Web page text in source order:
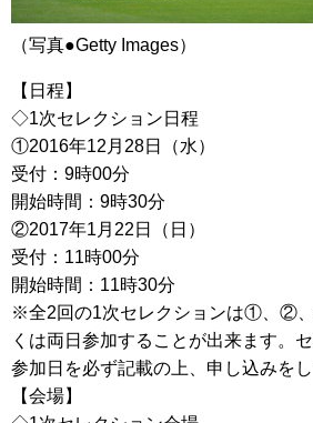
（写真●Getty Images）
【日程】
◇1次セレクション日程
①2016年12月28日（水）
受付：9時00分
開始時間：9時30分
②2017年1月22日（日）
受付：11時00分
開始時間：11時30分
※全2回の1次セレクションは①、②、
くは両日参加することが出来ます。
参加日を必ず記載の上、申し込みをし
【会場】